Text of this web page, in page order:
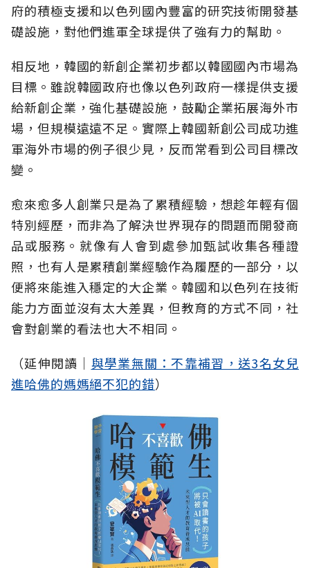
府的積極支援和以色列國內豐富的研究技術開發基
礎設施，對他們進軍全球提供了強有力的幫助。
相反地，韓國的新創企業初步都以韓國國內市場為
目標。雖說韓國政府也像以色列政府一樣提供支援
給新創企業，強化基礎設施，鼓勵企業拓展海外市
場，但規模遠遠不足。實際上韓國新創公司成功進
軍海外市場的例子很少見，反而常看到公司目標改
變。
愈來愈多人創業只是為了累積經驗，想趁年輕有個
特別經歷，而非為了解決世界現存的問題而開發商
品或服務。就像有人會到處參加甄試收集各種證
照，也有人是累積創業經驗作為履歷的一部分，以
便將來能進入穩定的大企業。韓國和以色列在技術
能力方面並沒有太大差異，但教育的方式不同，社
會對創業的看法也大不相同。
（延伸閱讀│ 與學業無關：不靠補習，送3名女兒
進哈佛的媽媽絕不犯的錯）